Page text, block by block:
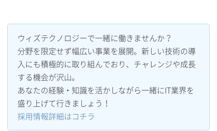
ウィズテクノロジーで一緒に働きませんか？
分野を限定せず幅広い事業を展開。新しい技術の導
入にも積極的に取り組んでおり、チャレンジや成長
する機会が沢山。
あなたの経験・知識を活かしながら一緒にIT業界を
盛り上げて行きましょう！
採用情報詳細はコチラ